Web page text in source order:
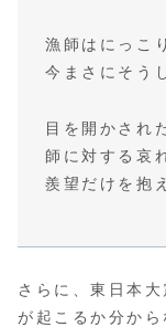
漁師はにっこ
今まさにそう
目を開かされ
師に対する哀
羨望だけを抱
さらに、東日本
が起こるか分か